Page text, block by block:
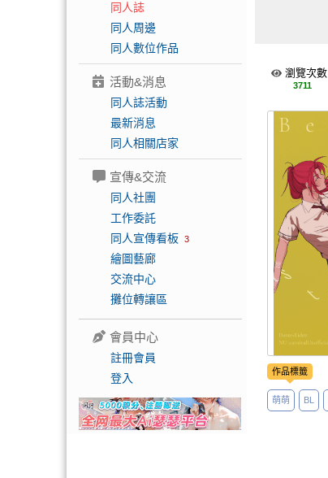
同人誌
同人周邊
同人數位作品
活動&消息
同人誌活動
最新消息
同人相關店家
宣傳&交流
同人社團
工作委託
同人宣傳看板 3
繪圖藝廊
交流中心
攤位轉讓區
會員中心
註冊會員
登入
瀏覽次數
3711
作品標籤
萌萌 BL